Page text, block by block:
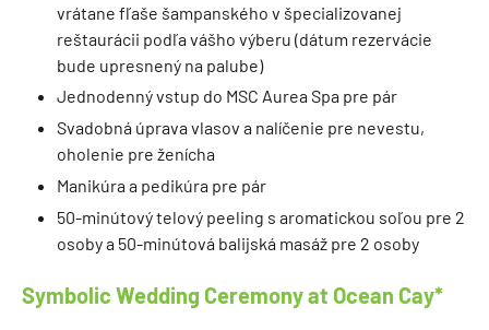
vrátane fľaše šampanského v špecializovanej
reštaurácii podľa vášho výberu (dátum rezervácie
bude upresnený na palube)
Jednodenný vstup do MSC Aurea Spa pre pár
Svadobná úprava vlasov a nalíčenie pre nevestu,
oholenie pre ženícha
Manikúra a pedikúra pre pár
50-minútový telový peeling s aromatickou soľou pre 2
osoby a 50-minútová balijská masáž pre 2 osoby
Symbolic Wedding Ceremony at Ocean Cay*